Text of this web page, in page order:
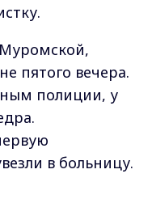
пятого вечера.
полиции, у
в больницу.